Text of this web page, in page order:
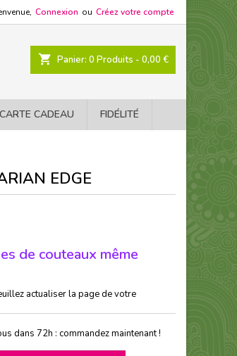
Connexion ou Créez votre compte
shopping_cart Panier: 0 Produits - 0,00 €
CARTE CADEAU FIDÉLITÉ
EDGE
de couteaux même
actualiser la page de votre
dans 72h : commandez maintenant !